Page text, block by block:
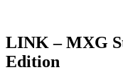
LINK – MXG
Edition